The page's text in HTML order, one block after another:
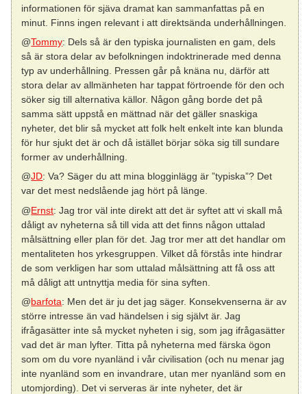
informationen för sjäva dramat kan sammanfattas på en
minut. Finns ingen relevant i att direktsända underhållningen.
@Tommy: Dels så är den typiska journalisten en gam, dels
så är stora delar av befolkningen indoktrinerade med denna
typ av underhållning. Pressen går på knäna nu, därför att
stora delar av allmänheten har tappat förtroende för den och
söker sig till alternativa källor. Någon gång borde det på
samma sätt uppstå en mättnad när det gäller snaskiga
nyheter, det blir så mycket att folk helt enkelt inte kan blunda
för hur sjukt det är och då istället börjar söka sig till sundare
former av underhållning.
@JD: Va? Säger du att mina blogginlägg är ”typiska”? Det
var det mest nedslående jag hört på länge.
@Ernst: Jag tror väl inte direkt att det är syftet att vi skall må
dåligt av nyheterna så till vida att det finns någon uttalad
målsättning eller plan för det. Jag tror mer att det handlar om
mentaliteten hos yrkesgruppen. Vilket då förstås inte hindrar
de som verkligen har som uttalad målsättning att få oss att
må dåligt att untnyttja media för sina syften.
@barfota: Men det är ju det jag säger. Konsekvenserna är av
större intresse än vad händelsen i sig självt är. Jag
ifrågasätter inte så mycket nyheten i sig, som jag ifrågasätter
vad det är man lyfter. Titta på nyheterna med färska ögon
som om du vore nyanländ i vår civilisation (och nu menar jag
inte nyanländ som en invandrare, utan mer nyanländ som en
utomjording). Det vi serveras är inte nyheter, det är